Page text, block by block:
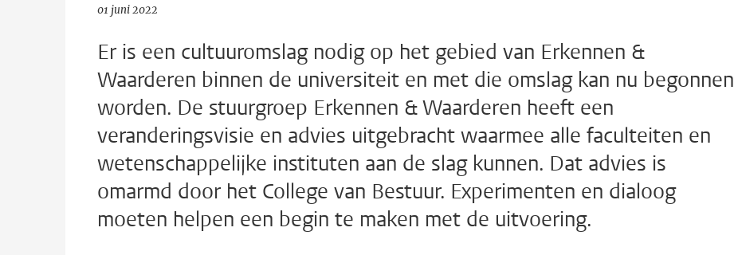
01 juni 2022
Er is een cultuuromslag nodig op het gebied van Erkennen &
Waarderen binnen de universiteit en met die omslag kan nu begonnen
worden. De stuurgroep Erkennen & Waarderen heeft een
veranderingsvisie en advies uitgebracht waarmee alle faculteiten en
wetenschappelijke instituten aan de slag kunnen. Dat advies is
omarmd door het College van Bestuur. Experimenten en dialoog
moeten helpen een begin te maken met de uitvoering.